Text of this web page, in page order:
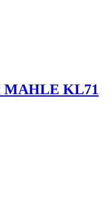
MAHLE KL71